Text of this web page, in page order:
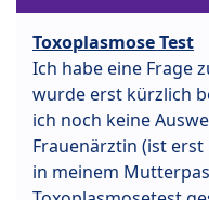
Toxoplasmose Test
Ich habe eine Frage
wurde erst kürzlich
ich noch keine
Frauenärztin (ist
in meinem